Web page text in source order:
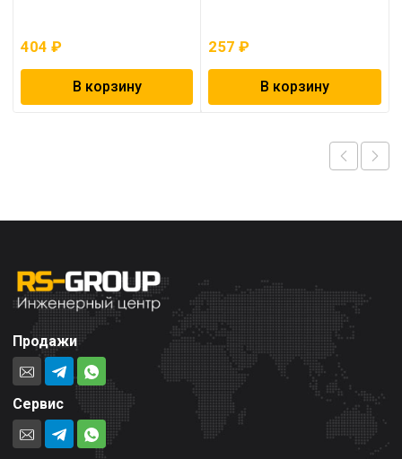
404 ₽
В корзину
257₽
В корзину
Продажи
Сервис